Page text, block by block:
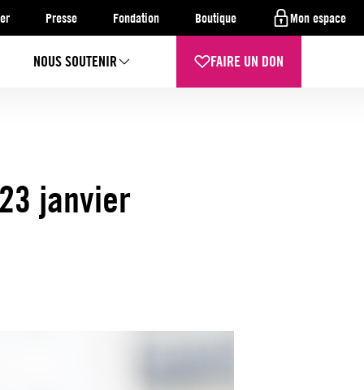
Presse Fondation Boutique Mon espace
NOUS SOUTENIR FAIRE UN DON
janvier